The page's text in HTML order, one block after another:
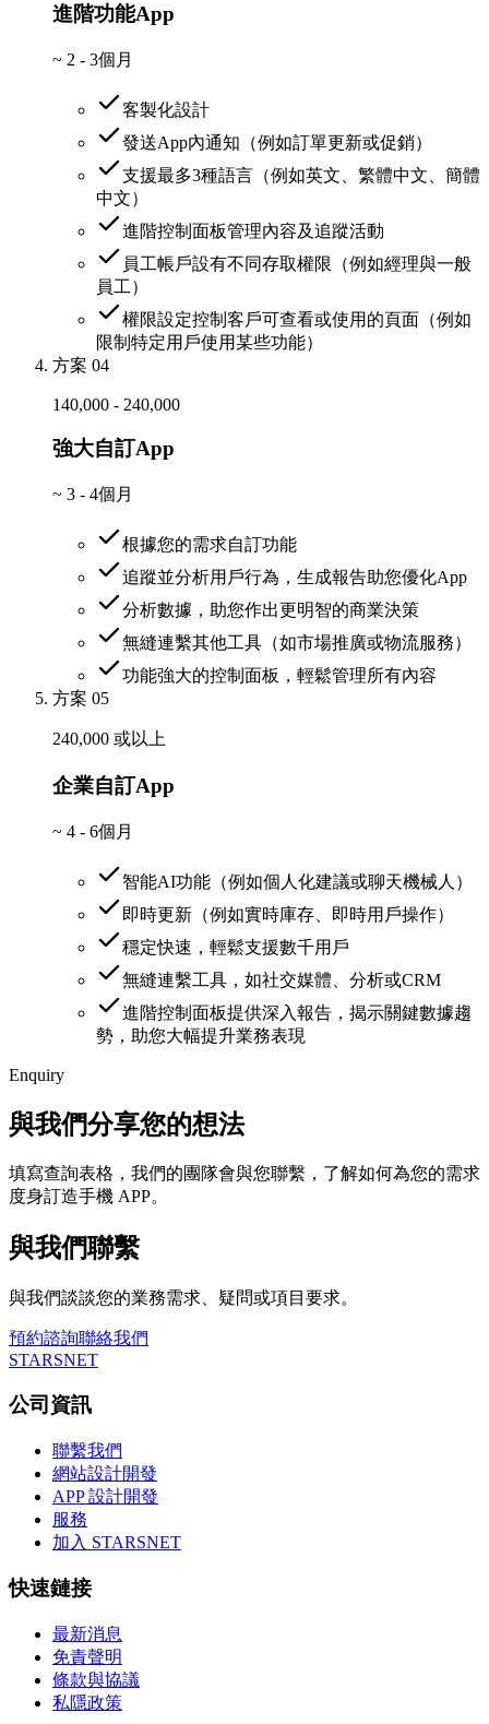
進階功能App
~ 2 - 3個月
客製化設計
發送App內通知（例如訂單更新或促銷）
支援最多3種語言（例如英文、繁體中文、簡體
中文）
進階控制面板管理內容及追蹤活動
員工帳戶設有不同存取權限（例如經理與一般
員工）
權限設定控制客戶可查看或使用的頁面（例如
限制特定用戶使用某些功能）
方案 04
140,000 - 240,000
強大自訂App
~ 3 - 4個月
根據您的需求自訂功能
追蹤並分析用戶行為，生成報告助您優化App
分析數據，助您作出更明智的商業決策
無縫連繫其他工具（如市場推廣或物流服務）
功能強大的控制面板，輕鬆管理所有內容
方案 05
240,000 或以上
企業自訂App
~ 4 - 6個月
智能AI功能（例如個人化建議或聊天機械人）
即時更新（例如實時庫存、即時用戶操作）
穩定快速，輕鬆支援數千用戶
無縫連繫工具，如社交媒體、分析或CRM
進階控制面板提供深入報告，揭示關鍵數據趨
勢，助您大幅提升業務表現
Enquiry
與我們分享您的想法
填寫查詢表格，我們的團隊會與您聯繫，了解如何為您的需求
度身訂造手機 APP。
與我們聯繫
與我們談談您的業務需求、疑問或項目要求。
預約諮詢聯絡我們
STARSNET
公司資訊
聯繫我們
網站設計開發
APP 設計開發
服務
加入 STARSNET
快速鏈接
最新消息
免責聲明
條款與協議
私隱政策